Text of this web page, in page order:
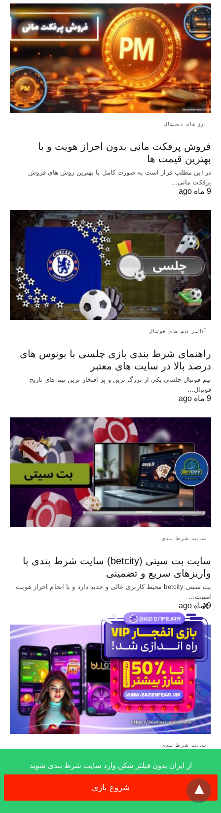
X
ارز های دیجیتال
فروش پرفکت مانی بدون احراز هویت و با
بهترین قیمت ها
در این مطلب قرار است به صورت کامل با بهترین روش‌ های فروش
پرفکت مانی…
9 ماه ago
آنالیز تیم های فوتبال
راهنمای شرط بندی بازی چلسی با بونوس های
درصد بالا در سایت های معتبر
تیم فوتبال چلسی یکی از بزرگ ترین و پر افتخار ترین تیم های تاریخ
فوتبال…
9 ماه ago
سایت شرط بندی
سایت بت سیتی (betcity) سایت شرط بندی با
واریزهای سریع و تضمینی
بت سیتی betcity محیط کاربری عالی و جدید دارد و با انجام احراز هویت
امنیت…
9 ماه ago
سایت شرط بندی
معرفی سایت بتل۹۰ (btl90): ورود به آدرس جدید
برای شرط بندی پر سود
بتل 90 (btl90) یکی از سایت های معروف شرط بندی می باشد. از امکانات
بی…
از ایران بدون فیلتر شکن وارد سایت شرط بندی شوید
شروع بازی